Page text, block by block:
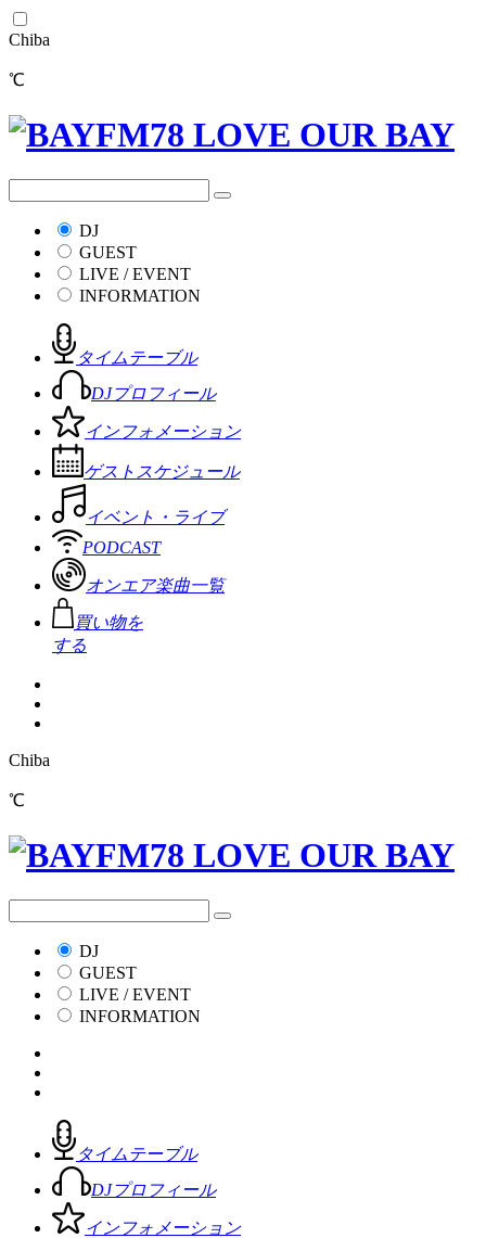
Chiba
℃
DJ
GUEST
LIVE / EVENT
INFORMATION
タイムテーブル
DJプロフィール
インフォメーション
ゲストスケジュール
イベント・ライブ
PODCAST
オンエア楽曲一覧
買い物を
する
Chiba
℃
DJ
GUEST
LIVE / EVENT
INFORMATION
タイムテーブル
DJプロフィール
インフォメーション